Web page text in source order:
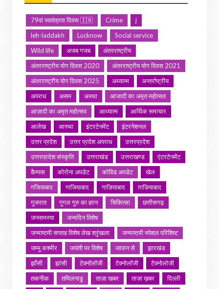
79वां स्वतंत्रता दिवस 🇮🇳 Crime
j
leh-laddakh
Lucknow
Social service
Wild life
अजब गजब
अंतरराष्ट्रीय
अंतरराष्ट्रीय योग दिवस 2020
अंतरराष्ट्रीय योग दिवस 2021
अंतरराष्ट्रीय योग दिवस 2025
अध्यात्म
अन्तर्राष्ट्रीय
अपराध
असम अस्था
आजादी का अमृत महोत्सव
आज़ादी का अमृत महोत्सव
आध्यात्म
आर्थिक समाचार
आलेख
आस्था इंटरटेनमेंट
इंटरनेशनल
उत्तर प्रदेश
उत्तर प्रदेश अपराध
उत्तरप्रदेश
उत्तरप्रदेश संस्कृति
उत्तराखंड उत्तराखण्ड
एंटरटेनमेंट
कैम्पस
कोरोना अपडेट कोविड अपडेट
खेल
गजियाबाद
गाजियाबाद गाज़ियाबाद
ग़ाज़ियाबाद
गुजरात
गूगल गुरु का ज्ञान चिकित्सा
छत्तीसगढ़
जनसमस्या
जन्मदिन विशेष
जन्माष्टमी सप्ताह विशेष लेख श्रृंखला
जन्माष्टमी स्पेशल परिशिष्ट
जम्मू कश्मीर
जयंती पर विशेष जापान से
झारखंड
झाँसी
झांसी टेक्नॉलॉजी टेक्नोलॉजी
टेक्नोलोजी
तकनीक
तमिलनाडु ताज़ा खबर ताज़ा ख़बर
दिल्ली